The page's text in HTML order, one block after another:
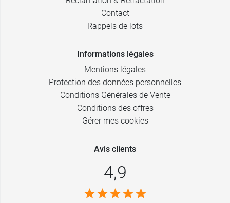
Contact
Rappels de lots
Informations légales
Mentions légales
Protection des données personnelles
Conditions Générales de Vente
Conditions des offres
Gérer mes cookies
Avis clients
4,9